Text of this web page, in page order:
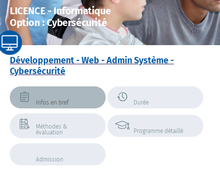
LICENCE - Informatique
Option : Cybersécurité
Développement - Web - Admin Système -
Cybersécurité
Infos en bref Durée
Méthodes &
évaluation
Programme détaillé
Admission